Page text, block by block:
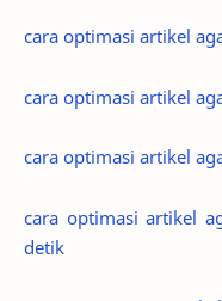
cara optimasi artikel
cara optimasi artikel
cara optimasi artikel
cara optimasi artikel
detik